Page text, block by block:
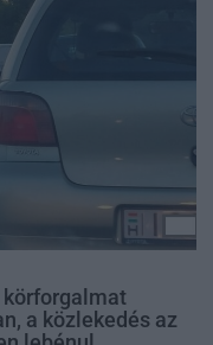
körforgalmat
a közlekedés az